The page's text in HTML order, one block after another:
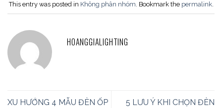
This entry was posted in Không phân nhóm. Bookmark the permalink.
HOANGGIALIGHTING
XU HƯỚNG 4 MẪU ĐÈN ỐP
5 LƯU Ý KHI CHỌN ĐÈN